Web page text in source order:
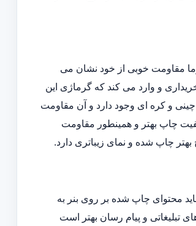
مقاومت خوبی از خود نشان می
و وارد می کند که گرماژی این
چینی و کره ای وجود دارد و آن مقاومت
چاپ بهتر و همینطور مقاومت
چاپ شده و نمای زیباتری دارد.
محتوای چاپ شده بر روی بنر به
تبلیغاتی و پیام رسان بهتر است